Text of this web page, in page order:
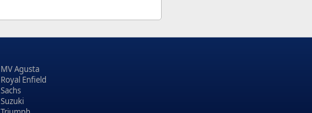
MV Agusta
Royal Enfield
Sachs
Suzuki